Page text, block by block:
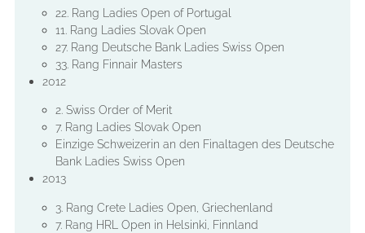
22. Rang Ladies Open of Portugal
11. Rang Ladies Slovak Open
27. Rang Deutsche Bank Ladies Swiss Open
33. Rang Finnair Masters
2012
2. Swiss Order of Merit
7. Rang Ladies Slovak Open
Einzige Schweizerin an den Finaltagen des Deutsche
Bank Ladies Swiss Open
2013
3. Rang Crete Ladies Open, Griechenland
7. Rang HRL Open in Helsinki, Finnland